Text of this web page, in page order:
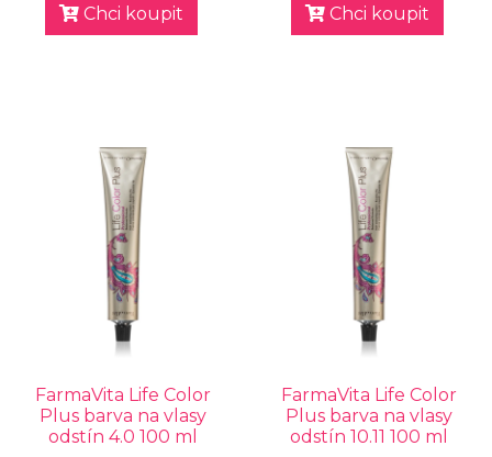
Chci koupit Chci koupit
FarmaVita Life Color
Plus barva na vlasy
odstín 4.0 100 ml
FarmaVita Life Color
Plus barva na vlasy
odstín 10.11 100 ml